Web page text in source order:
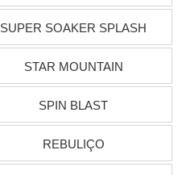
SUPER SOAKER SPLASH
STAR MOUNTAIN
SPIN BLAST
REBULIÇO